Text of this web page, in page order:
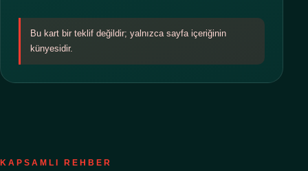
Bu kart bir teklif değildir; yalnızca sayfa içeriğinin
künyesidir.
KAPSAMLI REHBER